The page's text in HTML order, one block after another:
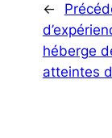
←
héberge
atteintes